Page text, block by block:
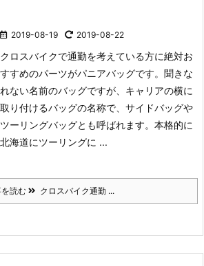
2019-08-19 2019-08-22
クロスバイクで通勤を考えている方に絶対お
すすめのパーツがパニアバッグです。 聞きな
れない名前のバッグですが、キャリアの横に
取り付けるバッグの名称で、サイドバッグや
ツーリングバッグとも呼ばれます。 本格的に
北海道にツーリングに ...
読む クロスバイク通勤 ...